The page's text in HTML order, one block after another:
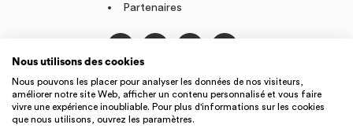
Partenaires
Suivez-nous
Nous utilisons des cookies
Nous pouvons les placer pour analyser les données de nos visiteurs,
améliorer notre site Web, afficher un contenu personnalisé et vous faire
vivre une expérience inoubliable. Pour plus d'informations sur les cookies
que nous utilisons, ouvrez les paramètres.